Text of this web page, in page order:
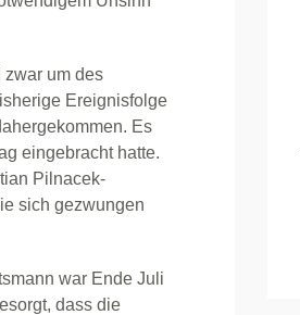
zwar um des
Ereignisfolge
Es
eingebracht hatte.
Pilnacek-
sich gezwungen
war Ende Juli
dass die